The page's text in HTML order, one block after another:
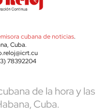
cubana de noticias.
Cuba.
78392204
de la hora y las
Cuba.